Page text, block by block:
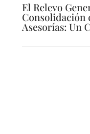
El Relevo
Consolidación
Asesorías: Un